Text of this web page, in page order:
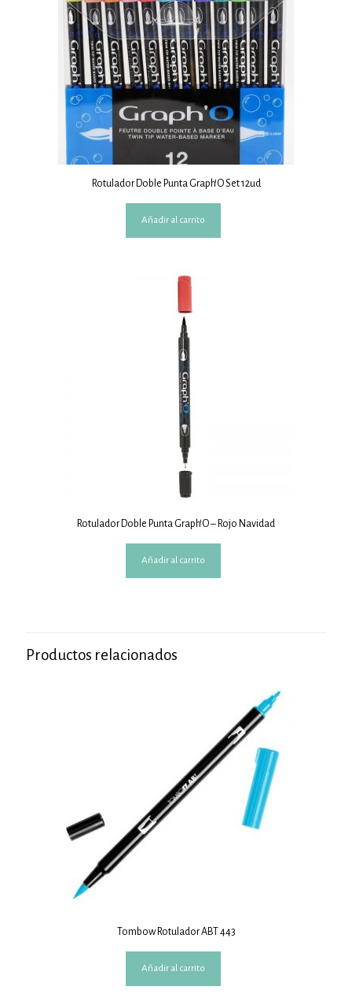
Rotulador Doble Punta Graph’O Set 12ud
Añadir al carrito
Rotulador Doble Punta Graph’O – Rojo Navidad
Añadir al carrito
Productos relacionados
Tombow Rotulador ABT 443
Añadir al carrito